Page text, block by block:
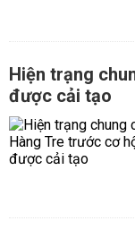
Hiện trạng
được cải tạo